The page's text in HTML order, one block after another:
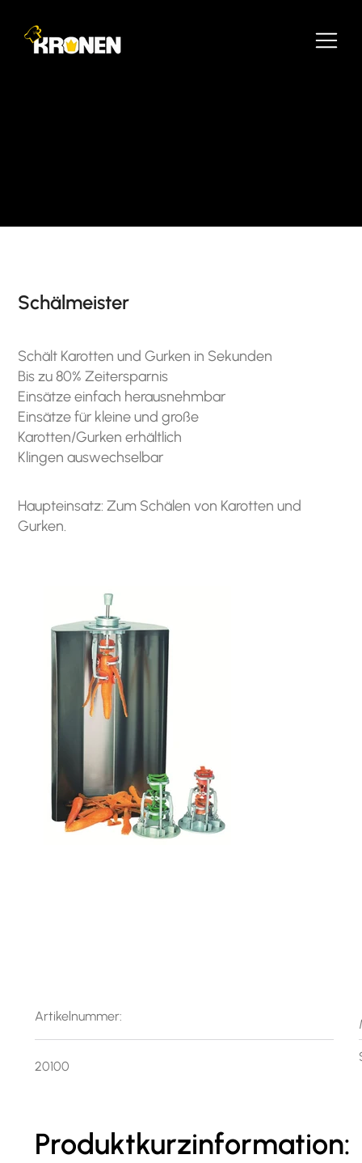
Schälmeister
Schält Karotten und Gurken in Sekunden
Bis zu 80% Zeitersparnis
Einsätze einfach herausnehmbar
Einsätze für kleine und große
Karotten/Gurken erhältlich
Klingen auswechselbar
Haupteinsatz: Zum Schälen von Karotten und
Gurken.
Artikelnummer:
20100
Produktkurzinformation: